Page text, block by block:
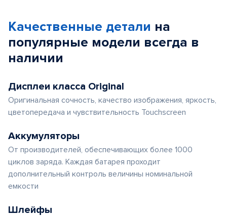
Качественные детали на
популярные модели всегда в
наличии
Дисплеи класса Original
Оригинальная сочность, качество изображения, яркость,
цветопередача и чувствительность Touchscreen
Аккумуляторы
От производителей, обеспечивающих более 1000
циклов заряда. Каждая батарея проходит
дополнительный контроль величины номинальной
емкости
Шлейфы